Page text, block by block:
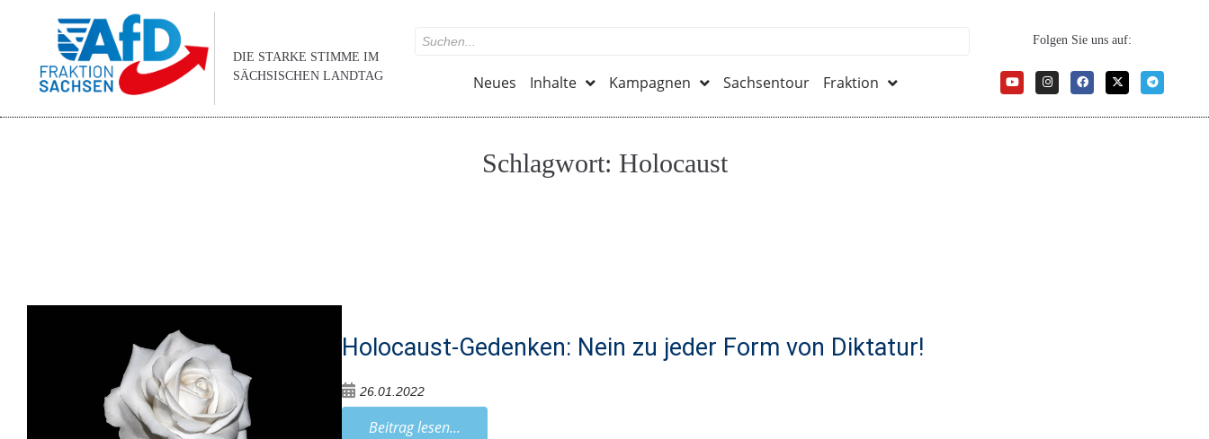
DIE STARKE STIMME IM
SÄCHSISCHEN LANDTAG
Neues Inhalte Kampagnen Sachsentour Fraktion
Folgen Sie uns auf:
Schlagwort: Holocaust
Holocaust-Gedenken: Nein zu jeder Form von Diktatur!
26.01.2022
Beitrag lesen...